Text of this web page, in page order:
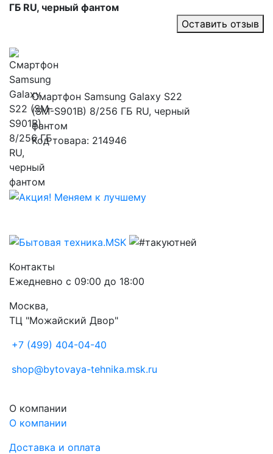
ГБ RU, черный фантом
Оставить отзыв
Смартфон Samsung Galaxy S22
(SM-S901B) 8/256 ГБ RU, черный
фантом
Код товара: 214946
Контакты
Ежедневно с 09:00 до 18:00
Москва,
ТЦ "Можайский Двор"
+7 (499) 404-04-40
shop@bytovaya-tehnika.msk.ru
О компании
О компании
Доставка и оплата